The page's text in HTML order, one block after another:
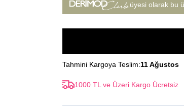
üyesi olarak bu
Tahmini Kargoya Teslim:11 Ağustos
1000 TL ve Üzeri Kargo Ücretsiz